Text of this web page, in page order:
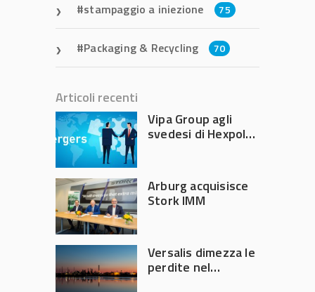
stampaggio a iniezione 75
Packaging & Recycling 70
Articoli recenti
Vipa Group agli
svedesi di Hexpol
Arburg acquisisce
Stork IMM
Versalis dimezza le
perdite nel